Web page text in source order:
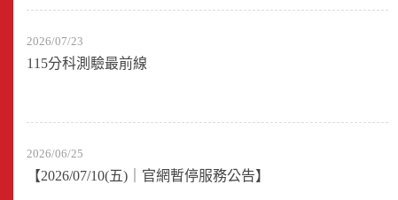
2026/07/23
115分科測驗最前線
2026/06/25
【2026/07/10(五)｜官網暫停服務公告】